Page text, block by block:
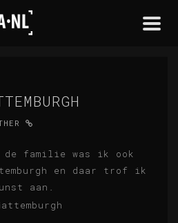
familie was ik ook
en daar trof ik
aan.